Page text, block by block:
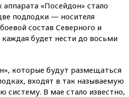
«Посейдон» стало
подлодки — носителя
состав Северного и
будет нести до восьми
которые будут размещаться
входят в так называемую
систему. В мае стало известно,